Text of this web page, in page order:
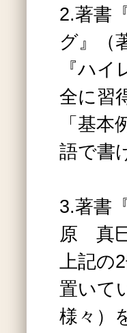
2.著書
グ』（
『ハ
全に習
「基
語で書
3.著書
原 真巳
上記の
置いて
様々）